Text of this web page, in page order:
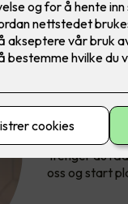
LED-striper
arkitektur
effekter, unikt
Trenger du
oss og start